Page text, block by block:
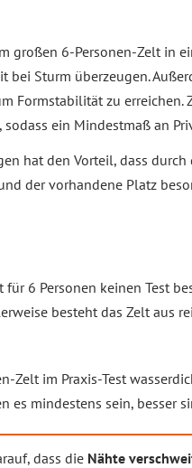
großen 6-Personen-Zelt in
bei Sturm überzeugen.
Formstabilität zu
, sodass ein Mindestmaß an
hat den Vorteil, dass
der vorhandene Platz
für 6 Personen keinen Test
besteht das Zelt aus
Zelt im Praxis-Test
es mindestens sein, besser
dass die Nähte